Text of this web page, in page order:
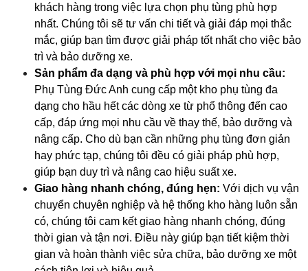
khách hàng trong việc lựa chọn phụ tùng phù hợp
nhất. Chúng tôi sẽ tư vấn chi tiết và giải đáp mọi thắc
mắc, giúp bạn tìm được giải pháp tốt nhất cho việc bảo
trì và bảo dưỡng xe.
Sản phẩm đa dạng và phù hợp với mọi nhu cầu:
Phụ Tùng Đức Anh cung cấp một kho phụ tùng đa
dạng cho hầu hết các dòng xe từ phổ thông đến cao
cấp, đáp ứng mọi nhu cầu về thay thế, bảo dưỡng và
nâng cấp. Cho dù bạn cần những phụ tùng đơn giản
hay phức tạp, chúng tôi đều có giải pháp phù hợp,
giúp bạn duy trì và nâng cao hiệu suất xe.
Giao hàng nhanh chóng, đúng hẹn: Với dịch vụ vận
chuyển chuyên nghiệp và hệ thống kho hàng luôn sẵn
có, chúng tôi cam kết giao hàng nhanh chóng, đúng
thời gian và tận nơi. Điều này giúp bạn tiết kiệm thời
gian và hoàn thành việc sửa chữa, bảo dưỡng xe một